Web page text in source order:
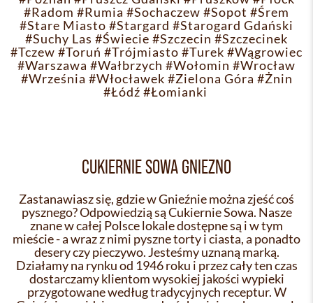
#Radom #Rumia #Sochaczew #Sopot #Śrem
#Stare Miasto #Stargard #Starogard Gdański
#Suchy Las #Świecie #Szczecin #Szczecinek
#Tczew #Toruń #Trójmiasto #Turek #Wągrowiec
#Warszawa #Wałbrzych #Wołomin #Wrocław
#Września #Włocławek #Zielona Góra #Żnin
#Łódź #Łomianki
CUKIERNIE SOWA GNIEZNO
Zastanawiasz się, gdzie w Gnieźnie można zjeść coś
pysznego? Odpowiedzią są Cukiernie Sowa. Nasze
znane w całej Polsce lokale dostępne są i w tym
mieście - a wraz z nimi pyszne torty i ciasta, a ponadto
desery czy pieczywo. Jesteśmy uznaną marką.
Działamy na rynku od 1946 roku i przez cały ten czas
dostarczamy klientom wysokiej jakości wypieki
przygotowane według tradycyjnych receptur. W